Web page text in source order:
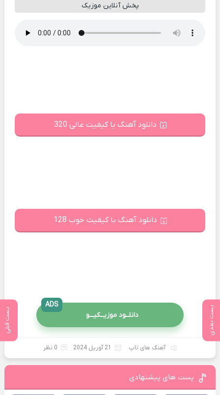
پست بعدی پست قبلی
پخش آنلاین موزیک
دانلود آهنگ با کیفیت عالی 320
دانلود آهنگ با کیفیت خوب 128
دانلــود موزیــکیـــو
ADS
آهنگ های تاپ 21 آوریل 2024 0 نظر
پست های پیشنهادی